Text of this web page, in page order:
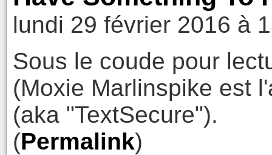
lundi 29 février 2016 à
Sous le coude pour
(Moxie Marlinspike est
(aka "TextSecure").
(Permalink)